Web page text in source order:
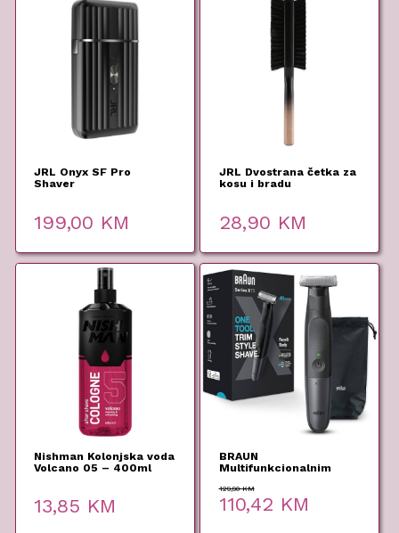
JRL Onyx SF Pro
Shaver
199,00 KM
JRL Dvostrana četka za
kosu i bradu
28,90 KM
Nishman Kolonjska voda
Volcano 05 – 400ml
13,85 KM
BRAUN
Multifunkcionalnim
129,90KM
Original
price
110,42 KM
Current
price